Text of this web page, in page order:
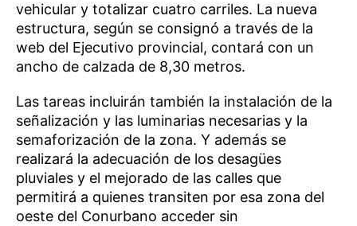
vehicular y totalizar cuatro carriles. La nueva
estructura, según se consignó a través de la
web del Ejecutivo provincial, contará con un
ancho de calzada de 8,30 metros.
Las tareas incluirán también la instalación de la
señalización y las luminarias necesarias y la
semaforización de la zona. Y además se
realizará la adecuación de los desagües
pluviales y el mejorado de las calles que
permitirá a quienes transiten por esa zona del
oeste del Conurbano acceder sin